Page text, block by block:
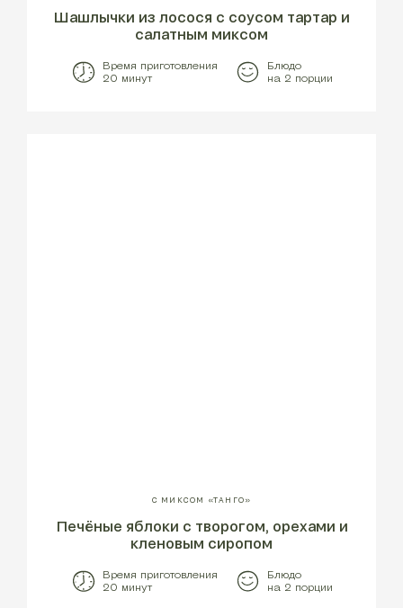
Шашлычки из лосося с соусом тартар и
салатным миксом
Время приготовления
20 минут
Блюдо
на 2 порции
С МИКСОМ «ТАНГО»
Печёные яблоки с творогом, орехами и
кленовым сиропом
Время приготовления
20 минут
Блюдо
на 2 порции